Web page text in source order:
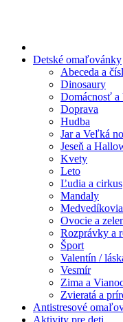
Detské omaľovánky
Abeceda a
Dinosaury
Domácnosť a
Doprava
Hudba
Jar a Veľká
Jeseň a
Kvety
Leto
Ľudia a cirkus
Mandaly
Ovocie a
Rozprávky a
Šport
Valentín /
Vesmír
Zima a
Zvieratá a
Antistresové
Aktivity pre deti